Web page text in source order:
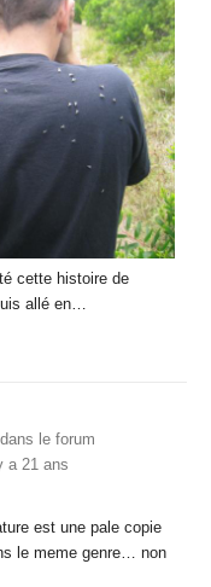
cette histoire de
allé en…
dans le forum
a 21 ans
est une pale copie
le meme genre… non